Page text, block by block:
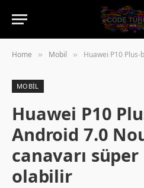
Home » Mobil » Huawei P10 Plus-bu yeni
MOBIL
Huawei P10
Android 7.0
canavarı
olabilir